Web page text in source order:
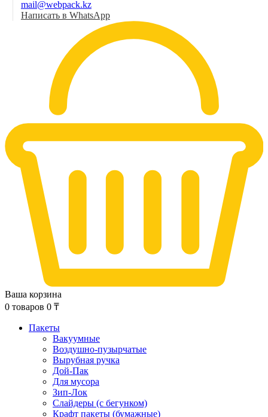
mail@webpack.kz
Написать в WhatsApp
Ваша корзина
0 товаров 0 ₸
Пакеты
Вакуумные
Воздушно-пузырчатые
Вырубная ручка
Дой-Пак
Для мусора
Зип-Лок
Слайдеры (с бегунком)
Крафт пакеты (бумажные)